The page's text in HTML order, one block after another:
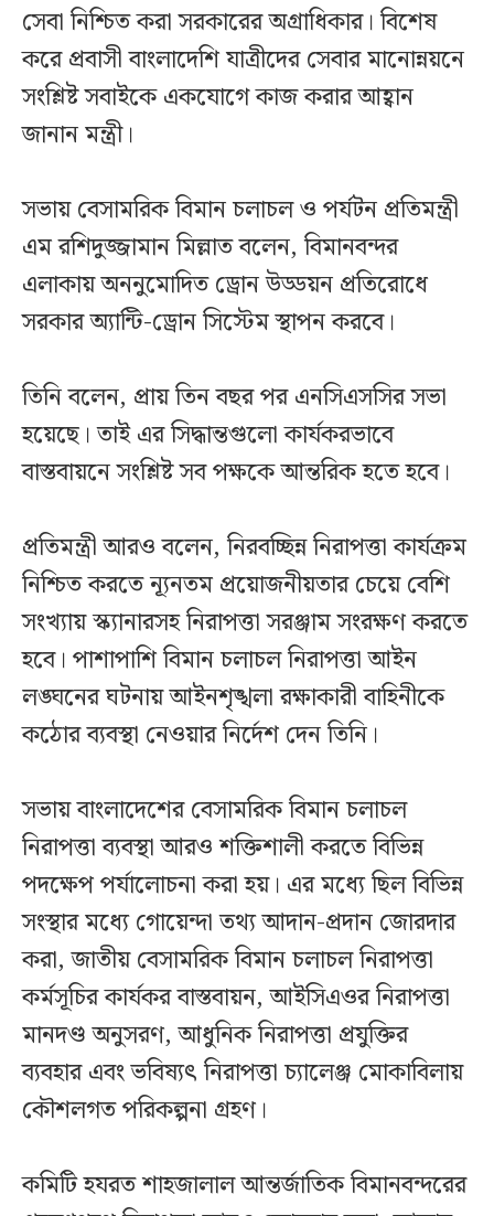
সেবা নিশ্চিত করা সরকারের অগ্রাধিকার। বিশেষ
করে প্রবাসী বাংলাদেশি যাত্রীদের সেবার মানোন্নয়নে
সংশ্লিষ্ট সবাইকে একযোগে কাজ করার আহ্বান
জানান মন্ত্রী।
সভায় বেসামরিক বিমান চলাচল ও পর্যটন প্রতিমন্ত্রী
এম রশিদুজ্জামান মিল্লাত বলেন, বিমানবন্দর
এলাকায় অননুমোদিত ড্রোন উড্ডয়ন প্রতিরোধে
সরকার অ্যান্টি-ড্রোন সিস্টেম স্থাপন করবে।
তিনি বলেন, প্রায় তিন বছর পর এনসিএসসির সভা
হয়েছে। তাই এর সিদ্ধান্তগুলো কার্যকরভাবে
বাস্তবায়নে সংশ্লিষ্ট সব পক্ষকে আন্তরিক হতে হবে।
প্রতিমন্ত্রী আরও বলেন, নিরবচ্ছিন্ন নিরাপত্তা কার্যক্রম
নিশ্চিত করতে ন্যূনতম প্রয়োজনীয়তার চেয়ে বেশি
সংখ্যায় স্ক্যানারসহ নিরাপত্তা সরঞ্জাম সংরক্ষণ করতে
হবে। পাশাপাশি বিমান চলাচল নিরাপত্তা আইন
লঙ্ঘনের ঘটনায় আইনশৃঙ্খলা রক্ষাকারী বাহিনীকে
কঠোর ব্যবস্থা নেওয়ার নির্দেশ দেন তিনি।
সভায় বাংলাদেশের বেসামরিক বিমান চলাচল
নিরাপত্তা ব্যবস্থা আরও শক্তিশালী করতে বিভিন্ন
পদক্ষেপ পর্যালোচনা করা হয়। এর মধ্যে ছিল বিভিন্ন
সংস্থার মধ্যে গোয়েন্দা তথ্য আদান-প্রদান জোরদার
করা, জাতীয় বেসামরিক বিমান চলাচল নিরাপত্তা
কর্মসূচির কার্যকর বাস্তবায়ন, আইসিএওর নিরাপত্তা
মানদণ্ড অনুসরণ, আধুনিক নিরাপত্তা প্রযুক্তির
ব্যবহার এবং ভবিষ্যৎ নিরাপত্তা চ্যালেঞ্জ মোকাবিলায়
কৌশলগত পরিকল্পনা গ্রহণ।
কমিটি হযরত শাহজালাল আন্তর্জাতিক বিমানবন্দরের